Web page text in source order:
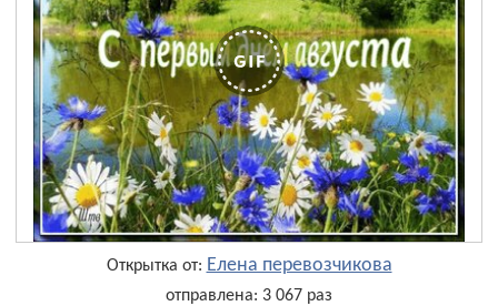
Открытка от: Елена перевозчикова
отправлена: 3 067 раз